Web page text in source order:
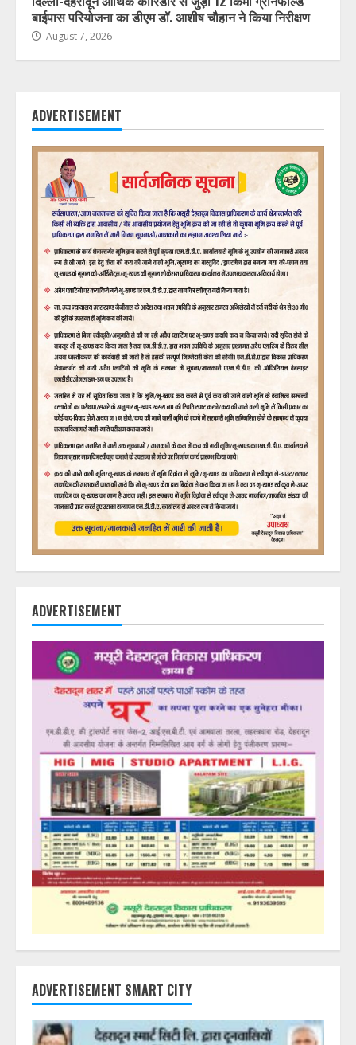
बाईपास परियोजना का डीएम डॉ. आशीष चौहान ने किया निरीक्षण
August 7, 2026
ADVERTISEMENT
ADVERTISEMENT
ADVERTISEMENT SMART CITY